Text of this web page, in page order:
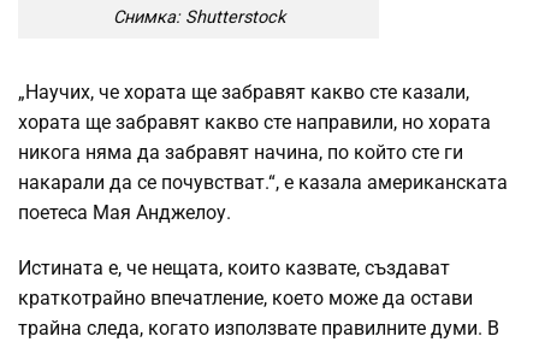
Снимка: Shutterstock
„Научих, че хората ще забравят какво сте казали,
хората ще забравят какво сте направили, но хората
никога няма да забравят начина, по който сте ги
накарали да се почувстват.“, е казала американската
поетеса Мая Анджелоу.
Истината е, че нещата, които казвате, създават
краткотрайно впечатление, което може да остави
трайна следа, когато използвате правилните думи. В